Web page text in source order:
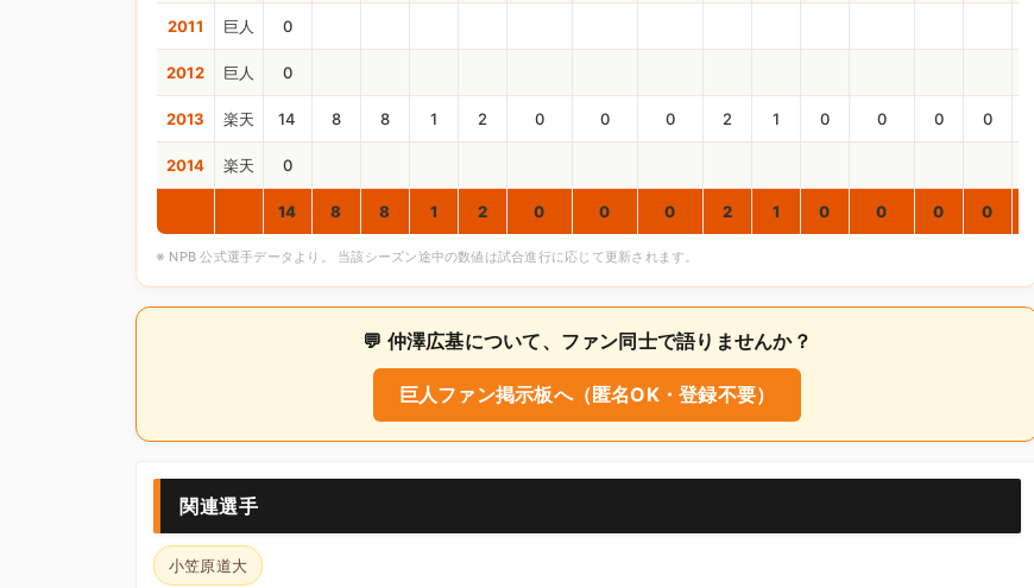
2011 巨人 0
2012 巨人 0
2013 楽天 14 8 8 1 2 0 0 0 2 1 0 0 0 0
2014 楽天 0
14 8 8 1 2 0 0 0 2 1 0 0 0 0
※ NPB 公式選手データより。 当該シーズン途中の数値は試合進行に応じて更新されます。
💬 仲澤広基について、ファン同士で語りませんか？
巨人ファン掲示板へ（匿名OK・登録不要）
関連選手
小笠原道大